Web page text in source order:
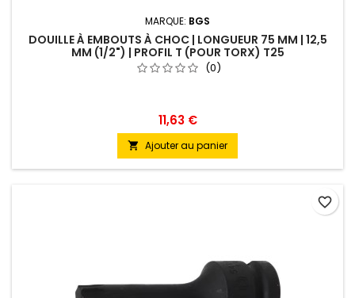
MARQUE: BGS
DOUILLE À EMBOUTS À CHOC | LONGUEUR 75 MM | 12,5
MM (1/2") | PROFIL T (POUR TORX) T25
(0)
11,63 €
 Ajouter au panier
favorite_border